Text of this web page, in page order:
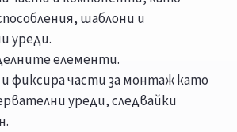
шаблони и
уреди.
елементи.
фиксира части за монтаж като
уреди, следвайки